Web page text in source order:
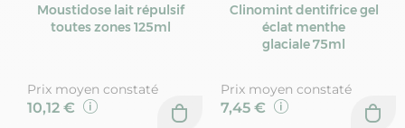
Moustidose lait répulsif
toutes zones 125ml
Prix moyen constaté
10,12 €
Clinomint dentifrice gel
éclat menthe
glaciale 75ml
Prix moyen constaté
7,45 €